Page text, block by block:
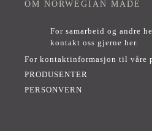
OM NORWEGIAN MADE
For samarbeid og andre
kontakt oss gjerne her.
For kontaktinformasjon til våre
PRODUSENTER
PERSONVERN